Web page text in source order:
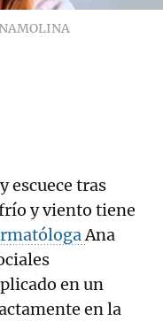
escuece tras
y viento tiene
Ana
en un
en la